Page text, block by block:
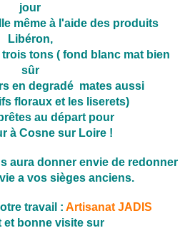
jour
même à l'aide des produits
Libéron,
tons ( fond blanc mat bien
sûr
en degradé mates aussi
floraux et les liserets)
au départ pour
à Cosne sur Loire !
aura donner envie de redonner
a vos sièges anciens.
travail : Artisanat JADIS
et bonne visite sur